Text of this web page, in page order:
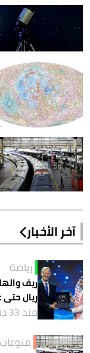
آخر الأخبار
رياضة
ريال حتى
منذ 33 دقيقة
منوعات